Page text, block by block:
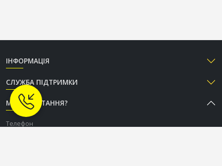
ІНФОРМАЦІЯ
СЛУЖБА ПІДТРИМКИ
МАЄТЕ ПИТАННЯ?
Телефон